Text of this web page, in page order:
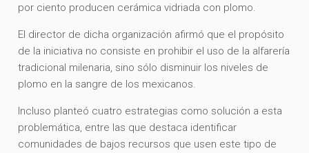
por ciento producen cerámica vidriada con plomo.
El director de dicha organización afirmó que el propósito
de la iniciativa no consiste en prohibir el uso de la alfarería
tradicional milenaria, sino sólo disminuir los niveles de
plomo en la sangre de los mexicanos.
Incluso planteó cuatro estrategias como solución a esta
problemática, entre las que destaca identificar
comunidades de bajos recursos que usen este tipo de